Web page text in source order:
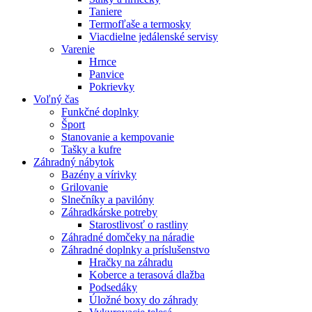
Taniere
Termofľaše a termosky
Viacdielne jedálenské servisy
Varenie
Hrnce
Panvice
Pokrievky
Voľný čas
Funkčné doplnky
Šport
Stanovanie a kempovanie
Tašky a kufre
Záhradný nábytok
Bazény a vírivky
Grilovanie
Slnečníky a pavilóny
Záhradkárske potreby
Starostlivosť o rastliny
Záhradné domčeky na náradie
Záhradné doplnky a príslušenstvo
Hračky na záhradu
Koberce a terasová dlažba
Podsedáky
Úložné boxy do záhrady